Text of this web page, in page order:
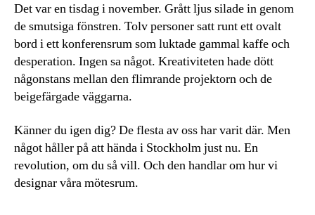
Det var en tisdag i november. Grått ljus silade in genom
de smutsiga fönstren. Tolv personer satt runt ett ovalt
bord i ett konferensrum som luktade gammal kaffe och
desperation. Ingen sa något. Kreativiteten hade dött
någonstans mellan den flimrande projektorn och de
beigefärgade väggarna.
Känner du igen dig? De flesta av oss har varit där. Men
något håller på att hända i Stockholm just nu. En
revolution, om du så vill. Och den handlar om hur vi
designar våra mötesrum.